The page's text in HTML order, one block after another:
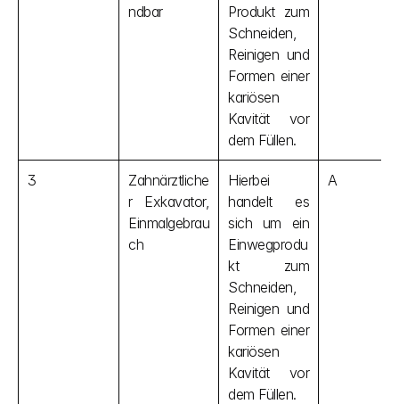
ndbar
Produkt zum
Schneiden,
Reinigen und
Formen einer
kariösen
Kavität vor
dem Füllen.
3
Zahnärztliche
r Exkavator,
Einmalgebrau
ch
Hierbei
handelt es
sich um ein
Einwegprodu
kt zum
Schneiden,
Reinigen und
Formen einer
kariösen
Kavität vor
dem Füllen.
A